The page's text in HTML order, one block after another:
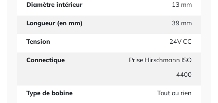
Diamètre intérieur 13 mm
Longueur (en mm) 39 mm
Tension 24V CC
Connectique
Prise Hirschmann ISO
4400
Type de bobine Tout ou rien